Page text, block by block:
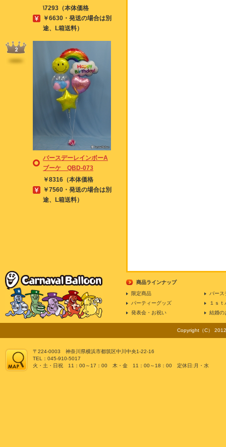
\7293（本体価格
￥6630・発送の場合は別
途、L箱送料）
バースデーレインボーA
ブーケ QBD-073
￥8316（本体価格
￥7560・発送の場合は別
途、L箱送料）
商品ラインナップ
限定商品
バース
パーティーグッズ
１ｓ
発表会・お祝い
結婚の
Copyright（C）
〒224-0003 神奈川県横浜市都筑区中川中央1-22-16
TEL：045-910-5017
火・土・日祝 11：00～17：00 木・金 11：00～18：00 定休日:月・水